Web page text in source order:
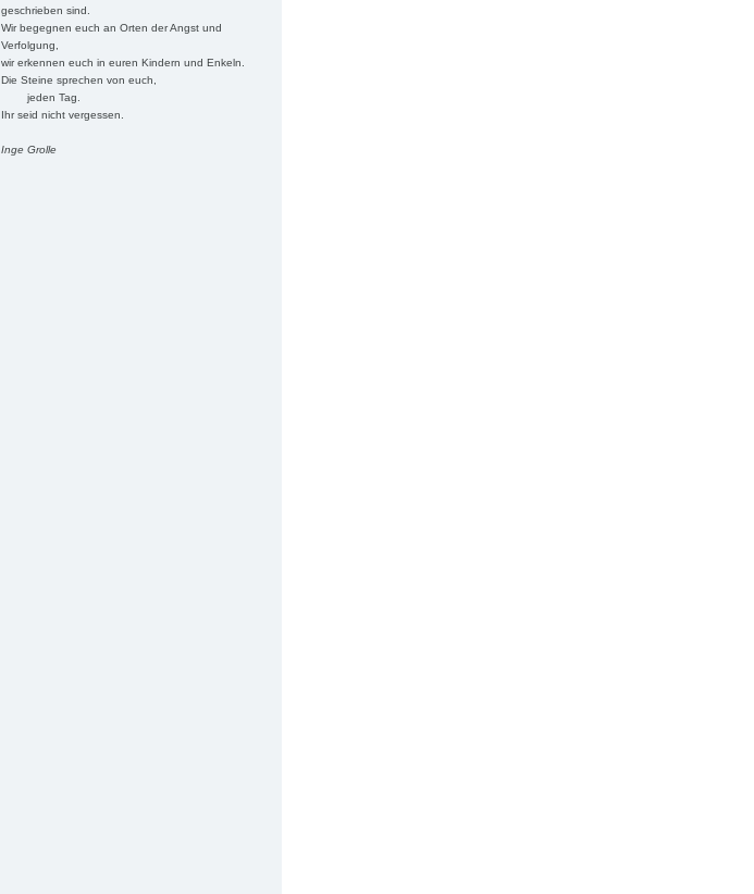
geschrieben sind.
Wir begegnen euch an Orten der Angst und
Verfolgung,
wir erkennen euch in euren Kindern und Enkeln.
Die Steine sprechen von euch,
jeden Tag.
Ihr seid nicht vergessen.
Inge Grolle